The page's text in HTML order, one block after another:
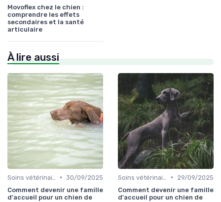
Movoflex chez le chien :
comprendre les effets
secondaires et la santé
articulaire
À lire aussi
• 30/09/2025
Comment devenir une famille
d'accueil pour un chien de
•
29/09/2025
Comment devenir une famille
d'accueil pour un chien de